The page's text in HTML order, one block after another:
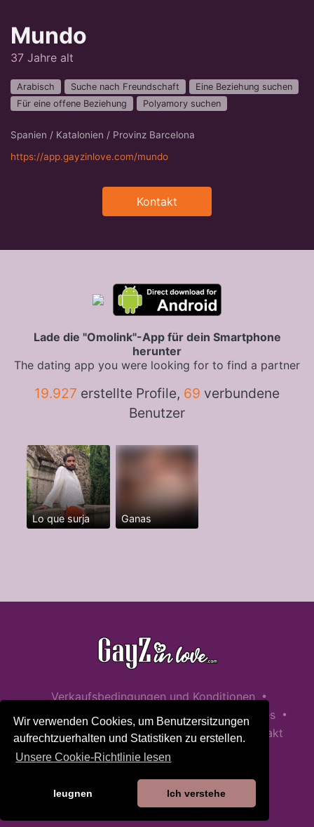
Wir verwenden Cookies, um Benutzersitzungen
aufrechtzuerhalten und Statistiken zu erstellen.
Unsere Cookie-Richtlinie lesen
leugnen Ich verstehe
Mundo
37 Jahre alt
Arabisch Suche nach Freundschaft
Eine Beziehung suchen
Für eine offene Beziehung
Polyamory suchen
Spanien / Katalonien / Provinz Barcelona
https://app.gayzinlove.com/mundo
Kontakt
Lade die "Omolink"-App für dein Smartphone
herunter
The dating app you were looking for to find a partner
19.927 erstellte Profile, 69 verbundene
Benutzer
Lo que surja Ganas
Verkaufsbedingungen und Konditionen •
Datenschutzerklärung Richtlinie zu Cookies •
Richtlinie zur Kindersicherheit Hilfe / Kontakt